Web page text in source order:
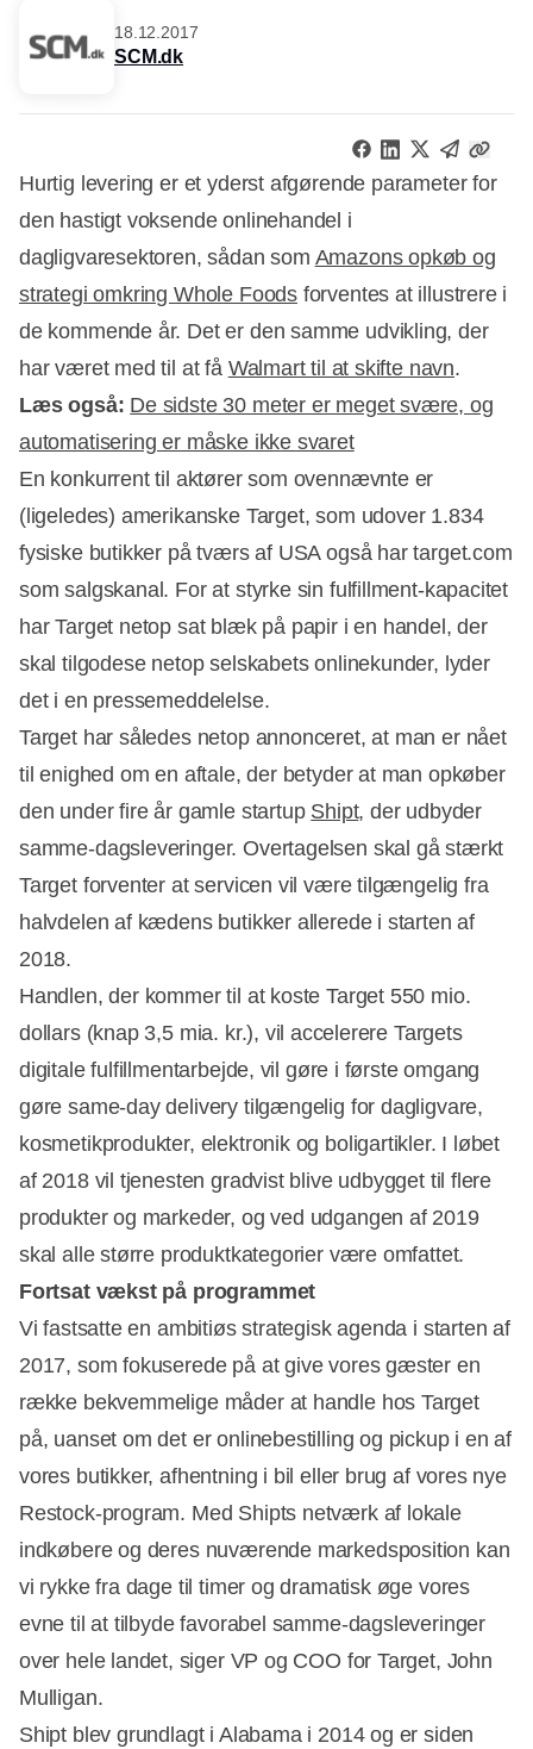
18.12.2017
SCM.dk
Hurtig levering er et yderst afgørende parameter for
den hastigt voksende onlinehandel i
dagligvaresektoren, sådan som Amazons opkøb og
strategi omkring Whole Foodsforventes at illustrere i
de kommende år. Det er den samme udvikling, der
har været med til at få Walmart til at skifte navn.
Læs også: De sidste 30 meter er meget svære, og
automatisering er måske ikke svaret
En konkurrent til aktører som ovennævnte er
(ligeledes) amerikanske Target, som udover 1.834
fysiske butikker på tværs af USA også har target.com
som salgskanal. For at styrke sin fulfillment-kapacitet
har Target netop sat blæk på papir i en handel, der
skal tilgodese netop selskabets onlinekunder, lyder
det i en pressemeddelelse.
Target har således netop annonceret, at man er nået
til enighed om en aftale, der betyder at man opkøber
den under fire år gamle startup Shipt, der udbyder
samme-dagsleveringer. Overtagelsen skal gå stærkt 
Target forventer at servicen vil være tilgængelig fra
halvdelen af kædens butikker allerede i starten af
2018.
Handlen, der kommer til at koste Target 550 mio.
dollars (knap 3,5 mia. kr.), vil accelerere Targets
digitale fulfillmentarbejde, vil gøre i første omgang
gøre same-day delivery tilgængelig for dagligvare,
kosmetikprodukter, elektronik og boligartikler. I løbet
af 2018 vil tjenesten gradvist blive udbygget til flere
produkter og markeder, og ved udgangen af 2019
skal alle større produktkategorier være omfattet.
Fortsat vækst på programmet
Vi fastsatte en ambitiøs strategisk agenda i starten af
2017, som fokuserede på at give vores gæster en
række bekvemmelige måder at handle hos Target
på, uanset om det er onlinebestilling og pickup i en af
vores butikker, afhentning i bil eller brug af vores nye
Restock-program. Med Shipts netværk af lokale
indkøbere og deres nuværende markedsposition kan
vi rykke fra dage til timer og dramatisk øge vores
evne til at tilbyde favorabel samme-dagsleveringer
over hele landet, siger VP og COO for Target, John
Mulligan.
Shipt blev grundlagt i Alabama i 2014 og er siden